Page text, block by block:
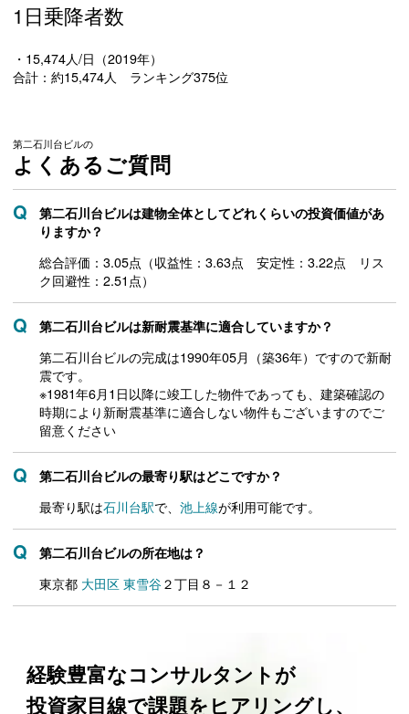
1日乗降者数
・15,474人/日（2019年）
合計：約15,474人 ランキング375位
第二石川台ビルの
よくあるご質問
第二石川台ビルは建物全体としてどれくらいの投資価値があ
りますか？
総合評価：3.05点（収益性：3.63点 安定性：3.22点 リス
ク回避性：2.51点）
第二石川台ビルは新耐震基準に適合していますか？
第二石川台ビルの完成は1990年05月（築36年）ですので新耐
震です。
※1981年6月1日以降に竣工した物件であっても、建築確認の
時期により新耐震基準に適合しない物件もございますのでご
留意ください
第二石川台ビルの最寄り駅はどこですか？
最寄り駅は石川台駅で、 池上線が利用可能です。
第二石川台ビルの所在地は？
東京都 大田区 東雪谷２丁目８－１２
経験豊富なコンサルタントが
投資家目線で課題をヒアリングし、